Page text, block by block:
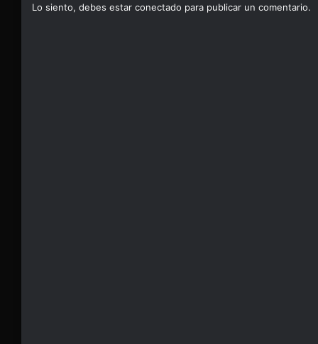
Lo siento, debes estar conectado para publicar un comentario.